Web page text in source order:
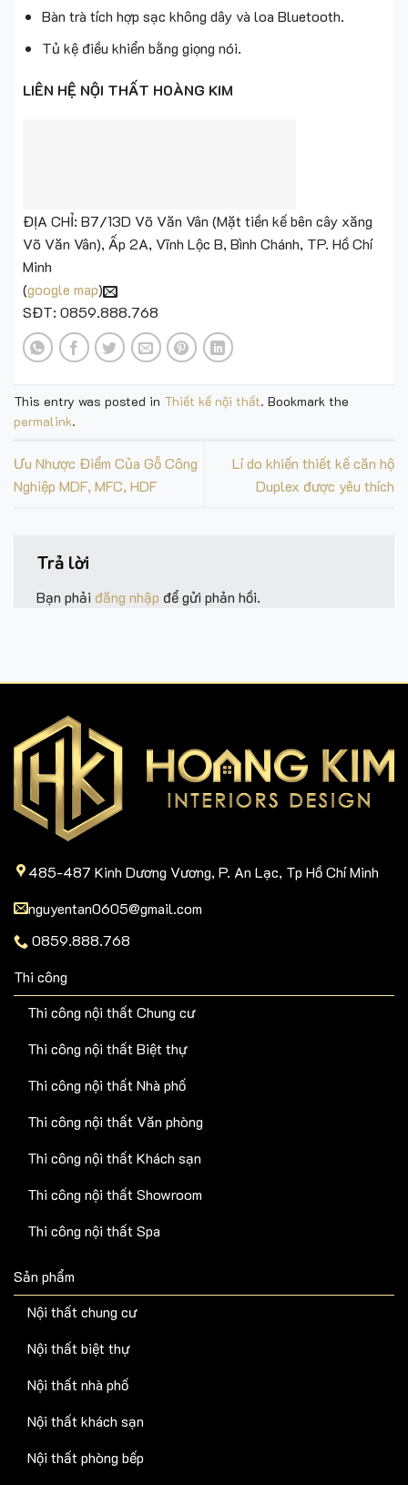
Bàn trà tích hợp sạc không dây và loa Bluetooth.
Tủ kệ điều khiển bằng giọng nói.
LIÊN HỆ NỘI THẤT HOÀNG KIM
ĐỊA CHỈ: B7/13D Võ Văn Vân (Mặt tiền kế bên cây xăng
Võ Văn Vân), Ấp 2A, Vĩnh Lộc B, Bình Chánh, TP. Hồ Chí
Minh
(google map)
SĐT: 0859.888.768
This entry was posted in Thiết kế nội thất. Bookmark the
permalink.
Ưu Nhược Điểm Của Gỗ Công
Nghiệp MDF, MFC, HDF
Lí do khiến thiết kế căn hộ
Duplex được yêu thích
Trả lời
Bạn phải đăng nhập để gửi phản hồi.
485-487 Kinh Dương Vương, P. An Lạc, Tp Hồ Chí Minh
nguyentan0605@gmail.com
0859.888.768
Thi công
Thi công nội thất Chung cư
Thi công nội thất Biệt thự
Thi công nội thất Nhà phố
Thi công nội thất Văn phòng
Thi công nội thất Khách sạn
Thi công nội thất Showroom
Thi công nội thất Spa
Sản phẩm
Nội thất chung cư
Nội thất biệt thự
Nội thất nhà phố
Nội thất khách sạn
Nội thất phòng bếp